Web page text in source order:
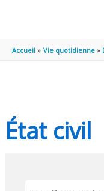
Accueil Vie quotidienne
État civil